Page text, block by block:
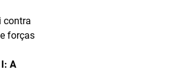
contra
forças
A